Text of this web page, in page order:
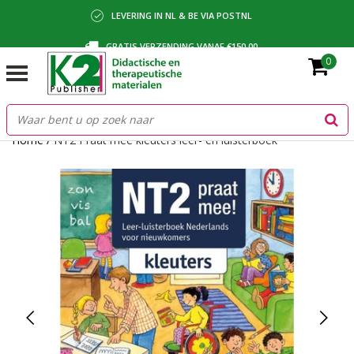
LEVERING IN NL & BE VIA POSTNL
GRATIS VERZENDING VANAF €150,00
BETALING VIA IDEAL, BANCONTACT OF FACTUUR
0
Home/NT2 Praat mee kleuters leer- en luisterboek